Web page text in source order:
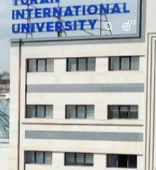
UZ